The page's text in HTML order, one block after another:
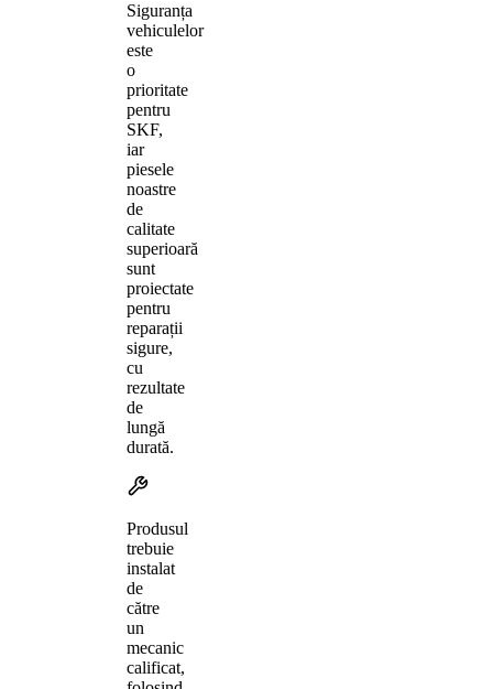
Siguranța
vehiculelor
este
o
prioritate
pentru
SKF,
iar
piesele
noastre
de
calitate
superioară
sunt
proiectate
pentru
reparații
sigure,
cu
rezultate
de
lungă
durată.
Produsul
trebuie
instalat
de
către
un
mecanic
calificat,